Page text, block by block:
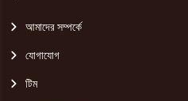
আমাদের সম্পর্কে
যোগাযোগ
টিম